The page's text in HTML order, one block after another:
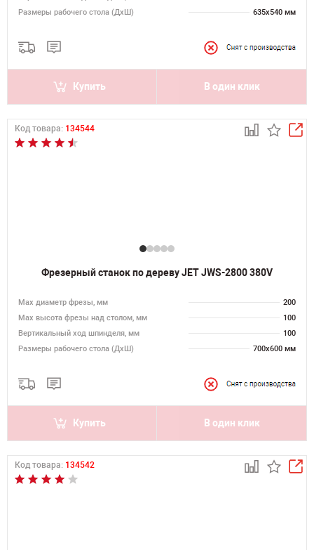
Размеры рабочего стола (ДхШ)
635х540 мм
Купить В один клик
Код товара: 134544
Фрезерный станок по дереву JET JWS-2800 380V
Max диаметр фрезы, мм
200
Мах высота фрезы над столом, мм
100
Вертикальный ход шпинделя, мм
100
Размеры рабочего стола (ДхШ)
700х600 мм
Купить В один клик
Код товара: 134542